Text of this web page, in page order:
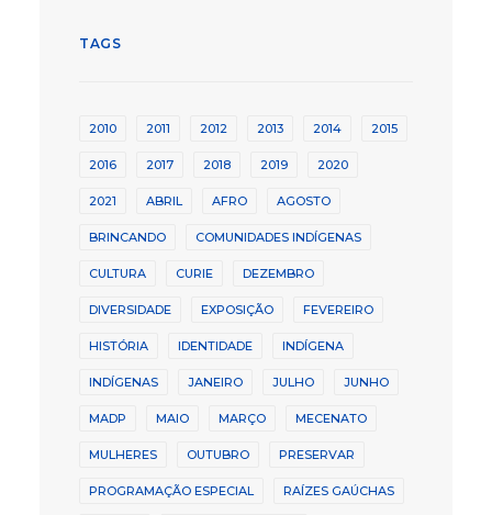
TAGS
2010 2011 2012 2013 2014 2015
2016 2017 2018 2019 2020
2021 ABRIL AFRO AGOSTO
BRINCANDO COMUNIDADES INDÍGENAS
CULTURA CURIE DEZEMBRO
DIVERSIDADE EXPOSIÇÃO FEVEREIRO
HISTÓRIA IDENTIDADE INDÍGENA
INDÍGENAS JANEIRO JULHO JUNHO
MADP MAIO MARÇO MECENATO
MULHERES OUTUBRO PRESERVAR
PROGRAMAÇÃO ESPECIAL RAÍZES GAÚCHAS